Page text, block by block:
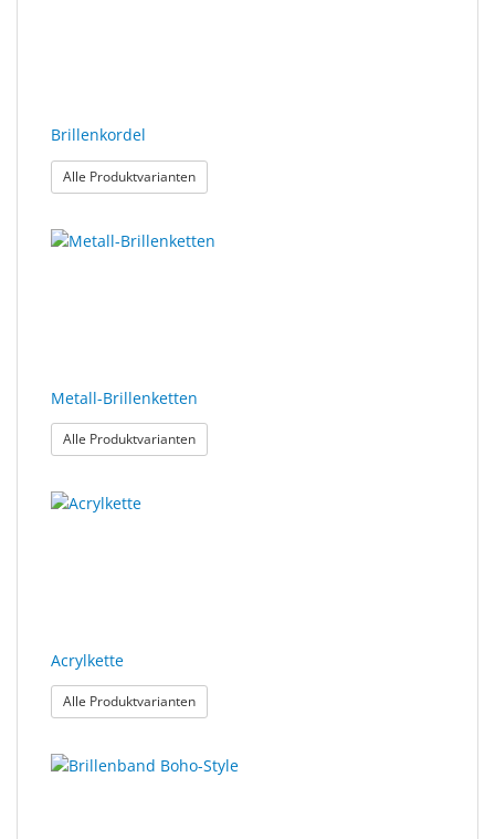
Brillenkordel
Alle Produktvarianten: Brillenkordel
Metall-Brillenketten
Alle Produktvarianten: Metall-Brillenketten
Acrylkette
Alle Produktvarianten: Acrylkette